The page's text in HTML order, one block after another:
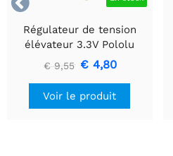
Régulateur de tension
élévateur 3.3V Pololu
U1V10F3
€ 9,55 € 4,80
Voir le produit